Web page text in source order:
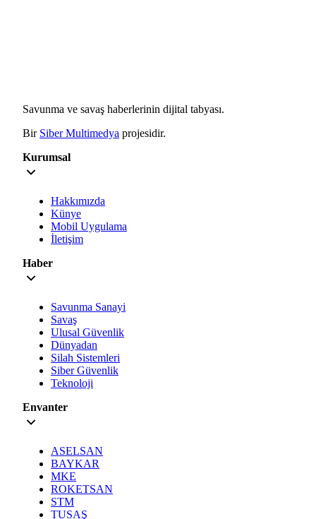
Savunma ve savaş haberlerinin dijital tabyası.
Bir Siber Multimedya projesidir.
Kurumsal
Hakkımızda
Künye
Mobil Uygulama
İletişim
Haber
Savunma Sanayi
Savaş
Ulusal Güvenlik
Dünyadan
Silah Sistemleri
Siber Güvenlik
Teknoloji
Envanter
ASELSAN
BAYKAR
MKE
ROKETSAN
STM
TUSAŞ